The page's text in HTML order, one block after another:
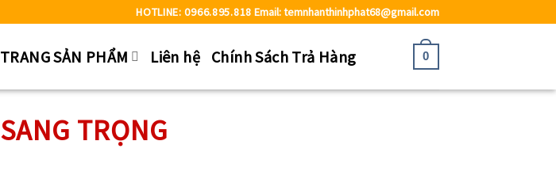
HOTLINE: 0966.895.818 Email: temnhanthinhphat68@gmail.com
TRANG SẢN PHẨM Liên hệ Chính Sách Trả Hàng 0
SANG TRỌNG